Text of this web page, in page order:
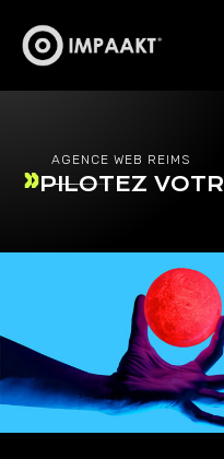
AGENCE WEB REIMS
PILOTEZ